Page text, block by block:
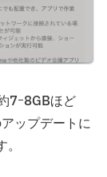
7ｰ8GBほど
ップデートに